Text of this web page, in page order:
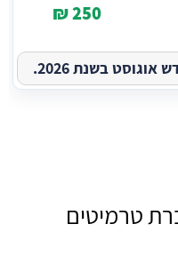
250 ₪
בשנת 2026.
טרמיטים